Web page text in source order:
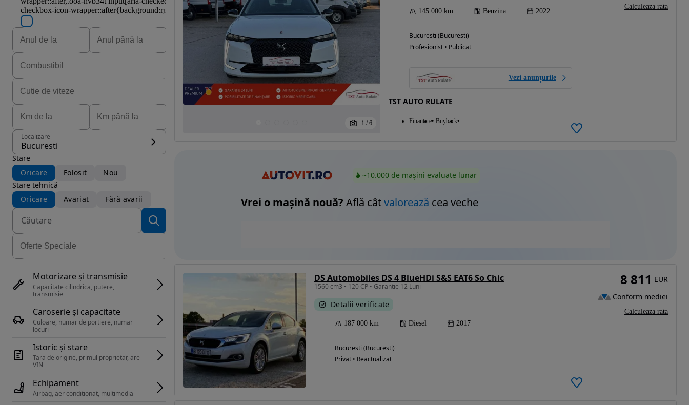
Localizare
Bucuresti
Stare
Oricare
Folosit
Nou
Stare tehnică
Oricare
Avariat Fără avarii
Motorizare și transmisie
Capacitate cilindrica, putere,
transmisie
Caroserie și capacitate
Culoare, numar de portiere, numar
locuri
Istoric și stare
Tara de origine, primul proprietar, are
Echipament
Airbag, aer conditionat, multimedia
1 / 6
145 000 km Benzina 2022
Bucuresti (Bucuresti)
Profesionist • Publicat
Vezi anunțurile
TST AUTO RULATE
Finantare Buyback
Calculeaza rata
~10.000 de mașini evaluate lunar
Vrei o mașină nouă? Află câtvalorează cea veche
DS Automobiles DS 4 BlueHDi S&S EAT6 So Chic
1560 cm3 • 120 CP • Garantie 12 Luni
Detalii verificate
187 000 km Diesel 2017
Bucuresti (Bucuresti)
Privat • Reactualizat
8 811 EUR
Conform mediei
Calculeaza rata